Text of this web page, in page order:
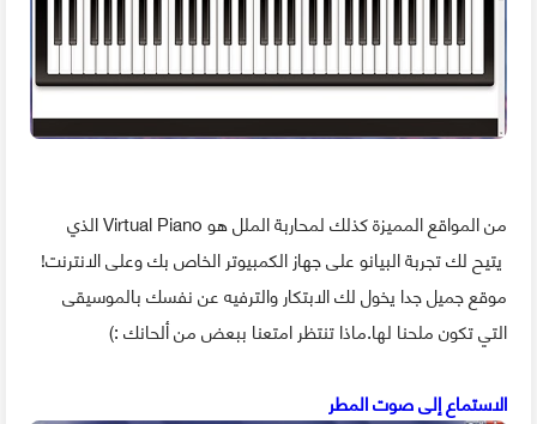
من المواقع المميزة كذلك لمحاربة الملل هو Virtual Piano الذي
يتيح لك تجربة البيانو على جهاز الكمبيوتر الخاص بك وعلى الانترنت!
موقع جميل جدا يخول لك الابتكار والترفيه عن نفسك بالموسيقى
التي تكون ملحنا لها.ماذا تنتظر امتعنا ببعض من ألحانك :)
الاستماع إلى صوت المطر